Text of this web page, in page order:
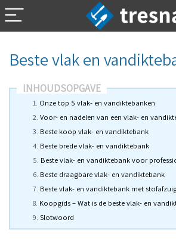
Beste vlak en
INHOUDSOPGAVE
Onze top 5 vlak- en vandiktebanken
Voor- en nadelen van een vlak- en
Beste koop vlak- en vandiktebank
Beste brede vlak- en vandiktebank
Beste vlak- en vandiktebank voor
Beste draagbare vlak- en vandiktebank
Beste vlak- en vandiktebank met
Koopgids – Wat is de beste vlak- en
Slotwoord